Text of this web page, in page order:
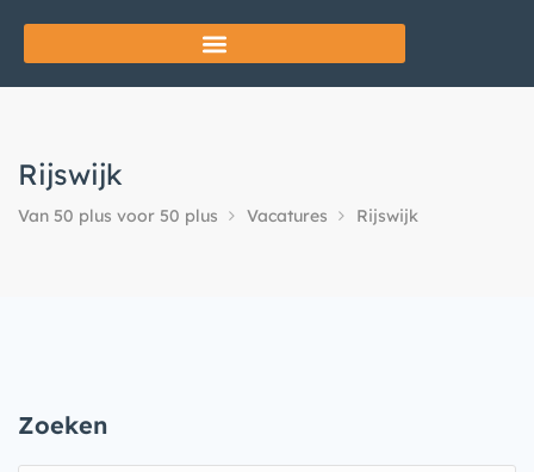
Rijswijk
Van 50 plus voor 50 plus Vacatures Rijswijk
Zoeken